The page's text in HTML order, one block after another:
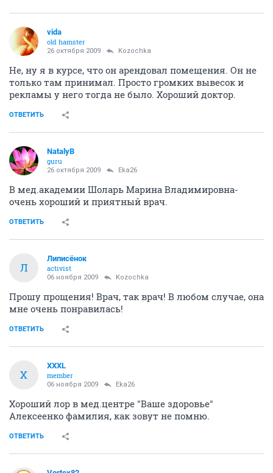
vida
old hamster
26 октября 2009 Kozochka
Не, ну я в курсе, что он арендовал помещения. Он не
только там принимал. Просто громких вывесок и
рекламы у него тогда не было. Хороший доктор.
ОТВЕТИТЬ
NatalyB
guru
26 октября 2009 Eka26
В мед.академии Шоларь Марина Владимировна-
очень хороший и приятный врач.
ОТВЕТИТЬ
Л
Липисёнок
activist
06 ноября 2009 Kozochka
Прошу прощения! Врач, так врач! В любом случае, она
мне очень понравилась!
ОТВЕТИТЬ
X
XXXL
member
06 ноября 2009 Eka26
Хороший лор в мед.центре "Ваше здоровье"
Алексеенко фамилия, как зовут не помню.
ОТВЕТИТЬ